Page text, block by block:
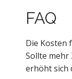
FAQ
Die Kosten
Sollte mehr
erhöht sich